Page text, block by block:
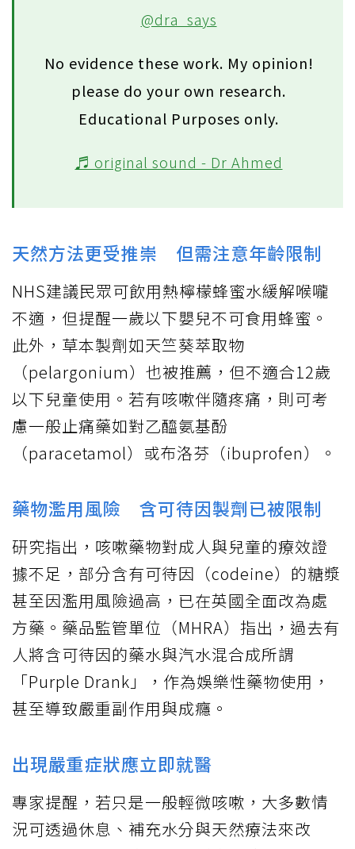
@dra_says
No evidence these work. My opinion!
please do your own research.
Educational Purposes only.
♬ original sound - Dr Ahmed
天然方法更受推崇 但需注意年齡限制
NHS建議民眾可飲用熱檸檬蜂蜜水緩解喉嚨
不適，但提醒一歲以下嬰兒不可食用蜂蜜。
此外，草本製劑如天竺葵萃取物
（pelargonium）也被推薦，但不適合12歲
以下兒童使用。若有咳嗽伴隨疼痛，則可考
慮一般止痛藥如對乙醯氨基酚
（paracetamol）或布洛芬（ibuprofen）。
藥物濫用風險 含可待因製劑已被限制
研究指出，咳嗽藥物對成人與兒童的療效證
據不足，部分含有可待因（codeine）的糖漿
甚至因濫用風險過高，已在英國全面改為處
方藥。藥品監管單位（MHRA）指出，過去有
人將含可待因的藥水與汽水混合成所謂
「Purple Drank」，作為娛樂性藥物使用，
甚至導致嚴重副作用與成癮。
出現嚴重症狀應立即就醫
專家提醒，若只是一般輕微咳嗽，大多數情
況可透過休息、補充水分與天然療法來改